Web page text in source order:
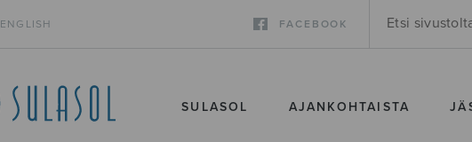
ENGLISH FACEBOOK
SULASOL AJANKOHTAISTA